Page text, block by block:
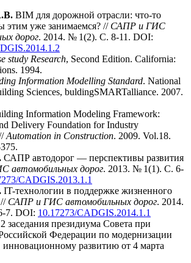
BIM для дорожной отрасли: что-то
этим уже занимаемся? // САПР и ГИС
дорог. 2014. № 1(2). С. 8-11. DOI:
study Research, Second Edition. California:
1994.
Information Modelling Standard. National
Sciences, buldingSMARTalliance. 2007.
Information Modeling Framework:
Delivery Foundation for Industry
Automation in Construction. 2009. Vol.18.
САПР автодорог — перспективы развития
автомобильных дорог. 2013. № 1(1). С. 6-
CADGIS.2013.1.1
IT-технологии в поддержке жизненного
САПР и ГИС автомобильных дорог. 2014.
7. DOI: 10.17273/CADGIS.2014.1.1
заседания президиума Совета при
Федерации по модернизации
развитию от 4 марта